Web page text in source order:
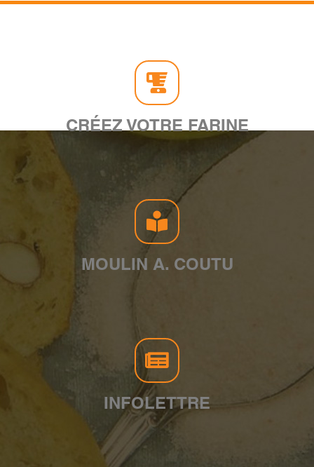
CRÉEZ VOTRE FARINE
MOULIN A. COUTU
INFOLETTRE